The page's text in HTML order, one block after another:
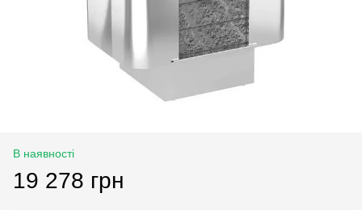
В наявності
19 278 грн